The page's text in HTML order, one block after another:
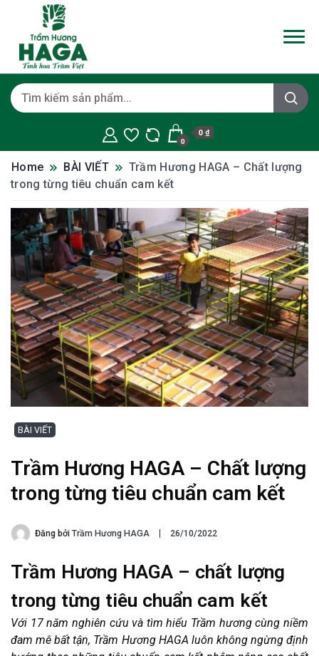
0
0 ₫
Home BÀI VIẾT
Trầm Hương HAGA – Chất lượng
trong từng tiêu chuẩn cam kết
BÀI VIẾT
Trầm Hương HAGA – Chất lượng
trong từng tiêu chuẩn cam kết
Đăng bởi Trầm Hương HAGA 26/10/2022
Trầm Hương HAGA – chất lượng
trong từng tiêu chuẩn cam kết
Với 17 năm nghiên cứu và tìm hiểu Trầm hương cùng niềm
đam mê bất tận, Trầm Hương HAGA luôn không ngừng định